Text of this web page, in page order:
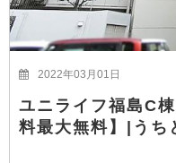
2022年03月01日
ユニライフ福島C
料最大無料】|うち